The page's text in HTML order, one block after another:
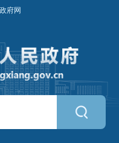
府网